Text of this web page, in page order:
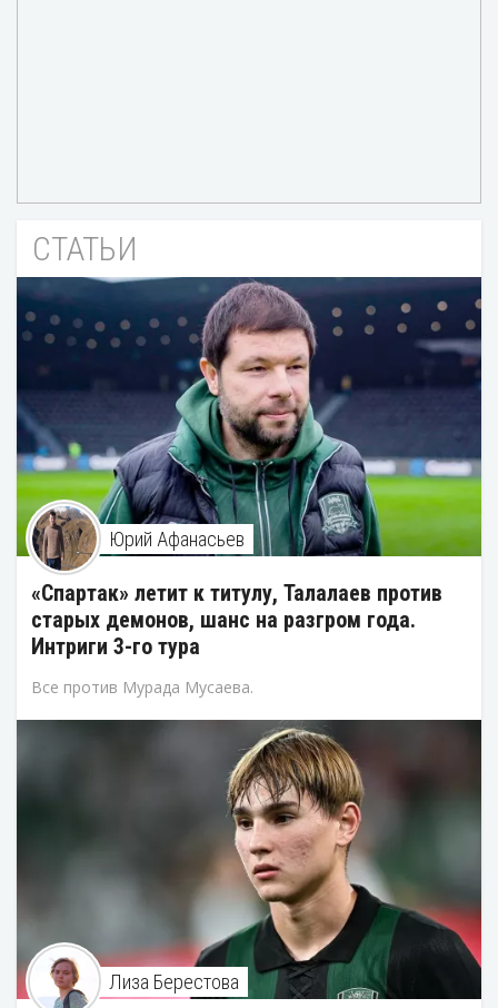
СТАТЬИ
Юрий Афанасьев
«Спартак» летит к титулу, Талалаев против
старых демонов, шанс на разгром года.
Интриги 3-го тура
Все против Мурада Мусаева.
Лиза Берестова